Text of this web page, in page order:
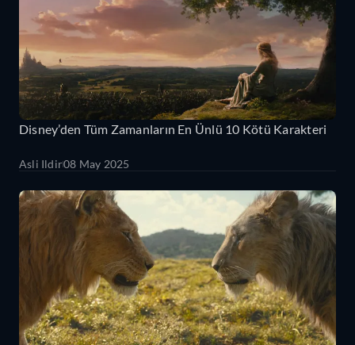
Disney’den Tüm Zamanların En Ünlü 10 Kötü Karakteri
Asli Ildir08 May 2025